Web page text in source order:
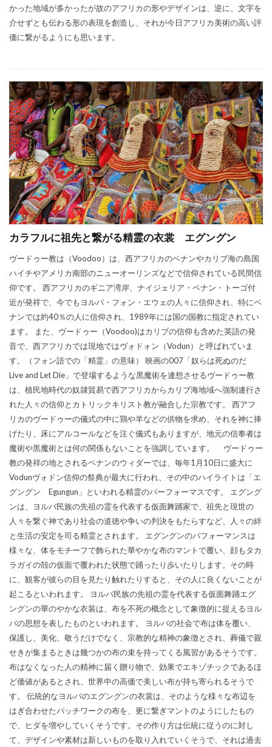
かった地域が多かったが故のアフリカの形やデザインは、逆に、文字を
介せずとも伝わる形の表現を創造し、それが今日アフリカ美術の高い評
価に繋がるようにも思います。
カラフルに祖先と繋がる精霊の衣裳 エグングン
ヴードゥー教は（Voodoo）は、西アフリカのベナンやカリブ海の島国
ハイチやアメリカ南部のニューオーリンズなどで信仰されている民間信
仰です。 西アフリカのギニア湾岸、ナイジェリア・ベナン・トーゴ付
近が発祥で、今でもヨルバ・フォン・エウェの人々に信仰され、特にベ
ナンでは約40％の人に信仰され、1989年には国の国教に指定されてい
ます。 また、ヴードゥー（Voodoo)はカリブの信仰も含めた英語の発
音で、西アフリカでは現地ではヴォドォン（Vodun）と呼ばれていま
す。（フォン語での「精霊」の意味） 映画の007「奴らは死ぬのだ
Live and Let Die」で登場するような黒魔術を連想させるヴードゥー教
は、植民地時代の奴隷貿易で西アフリカからカリブ海地域へ強制連行さ
れた人々の信仰とカトリックキリスト教が融合した宗教です。 西アフ
リカのヴードゥーの儀式の中に鶏や羊などの供物を求め、それを神に捧
げたり、床にアルコールなどを注ぐ儀式もありますが、地元の信奉者は
魔術や黒魔術とは何の関係もないことを強調しています。 ヴードゥー
教の発祥の地とされるベナンのウィダーでは、毎年1月10日に盛大に
Vodunヴォドン信仰の祭典が最大に行われ、その中のハイライトは「エ
グングン Egungun」といわれる精霊のパーフォーマスです。 エグング
ンは、ヨルバ民族の先祖の霊を代表する仮面舞踊家で、祖先と現世の
人々を繋ぐ神であり社会の道徳や争いの判決をもたらすなど、人々の絆
と生活の安定を司る精霊とされます。 エグングンのパフォーマンスは
様々な、体をモチーフで飾られた華やかな布のマントで覆い、顔もタカ
ラガイの殻の仮面で覆われた状態で踊ったり歩いたりします。その時
に、観客が彼らの目を見たり触れたりすると、その人に良くないことが
起こるといわれます。 ヨルバ民族の先祖の霊を代表する仮面舞踊エグ
ングンの華のやかな衣装は、布を不死の概念として象徴的に捉えるヨル
バの思想を表したものといわれます。 ヨルバの社会で布は体を覆い、
保護し、美化、敬うだけでなく、宗教的な精神の象徴とされ、葬儀で親
せきが集まるときは幾つかの布の束を持ってくる風習があるそうです。
布はなくなった人の精神に届く贈り物で、効果でエキゾチックであるほ
ど価値があるとされ、世界中の高価で美しい布が持ち寄られるそうで
す。 伝統的なヨルバのエグングンの衣裳は、そのような様々な布辺を
はぎ合わせたパッチワークの布を、更に繋ぎマントのようにしたもの
で、ヒダを増やしていくそうです。その作り方は伝統に従うのに対し
て、デザインや素材は新しいものを取り入れていくそうで、それは過去